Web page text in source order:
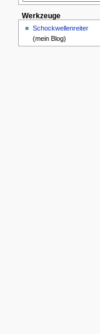
Werkzeuge
Schockwellenreiter
(mein Blog)